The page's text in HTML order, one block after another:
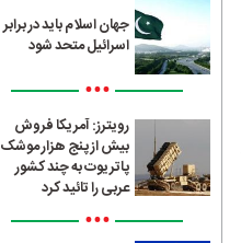
جهان اسلام باید در برابر
اسرائیل متحد شود
•••
رویترز: آمریکا فروش
بیش از پنج هزار موشک
پاتریوت به چند کشور
عربی را تائید کرد
•••